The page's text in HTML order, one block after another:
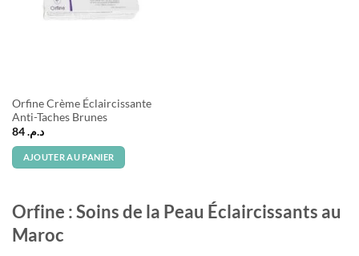
Orfine Crème Éclaircissante
Anti-Taches Brunes
د.م.84
AJOUTER AU PANIER
Orfine : Soins de la Peau Éclaircissants au
Maroc